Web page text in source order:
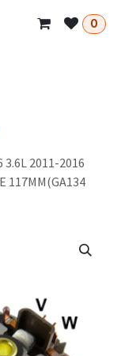
0
3.6L 2011-2016
117MM(GA134